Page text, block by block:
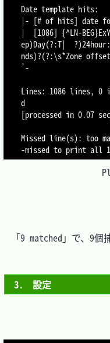
Date template hits:
|- [# of hits] date
|  [1086] {^LN-
ep)Day(?:T|
nds)?(?:\s*Zone
'-
Lines: 1086 lines, 0
d
[processed in 0.07
Missed line(s): too
「9 matched」で、9個
3.　設定